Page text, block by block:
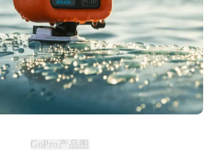
GoPro产品图